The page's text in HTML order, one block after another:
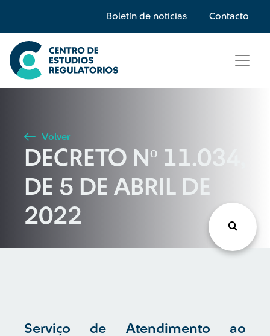
Boletín de noticias Contacto
Búsqueda
Seleccione país
Buscar
Volver
DECRETO Nº 11.034,
DE 5 DE ABRIL DE
2022
Serviço de Atendimento ao